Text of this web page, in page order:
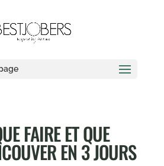
FAIRE ET QUE
EN 3 JOURS